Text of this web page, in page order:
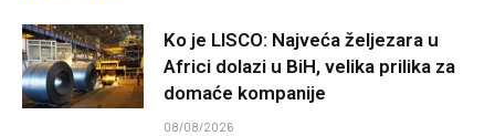
Ko je LISCO: Najveća željezara u
Africi dolazi u BiH, velika prilika za
domaće kompanije
08/08/2026